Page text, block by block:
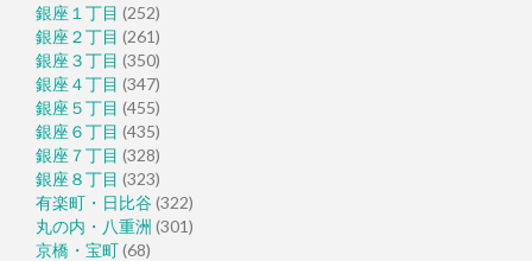
銀座１丁目 (252)
銀座２丁目 (261)
銀座３丁目 (350)
銀座４丁目 (347)
銀座５丁目 (455)
銀座６丁目 (435)
銀座７丁目 (328)
銀座８丁目 (323)
有楽町・日比谷(322)
丸の内・八重洲 (301)
京橋・宝町(68)